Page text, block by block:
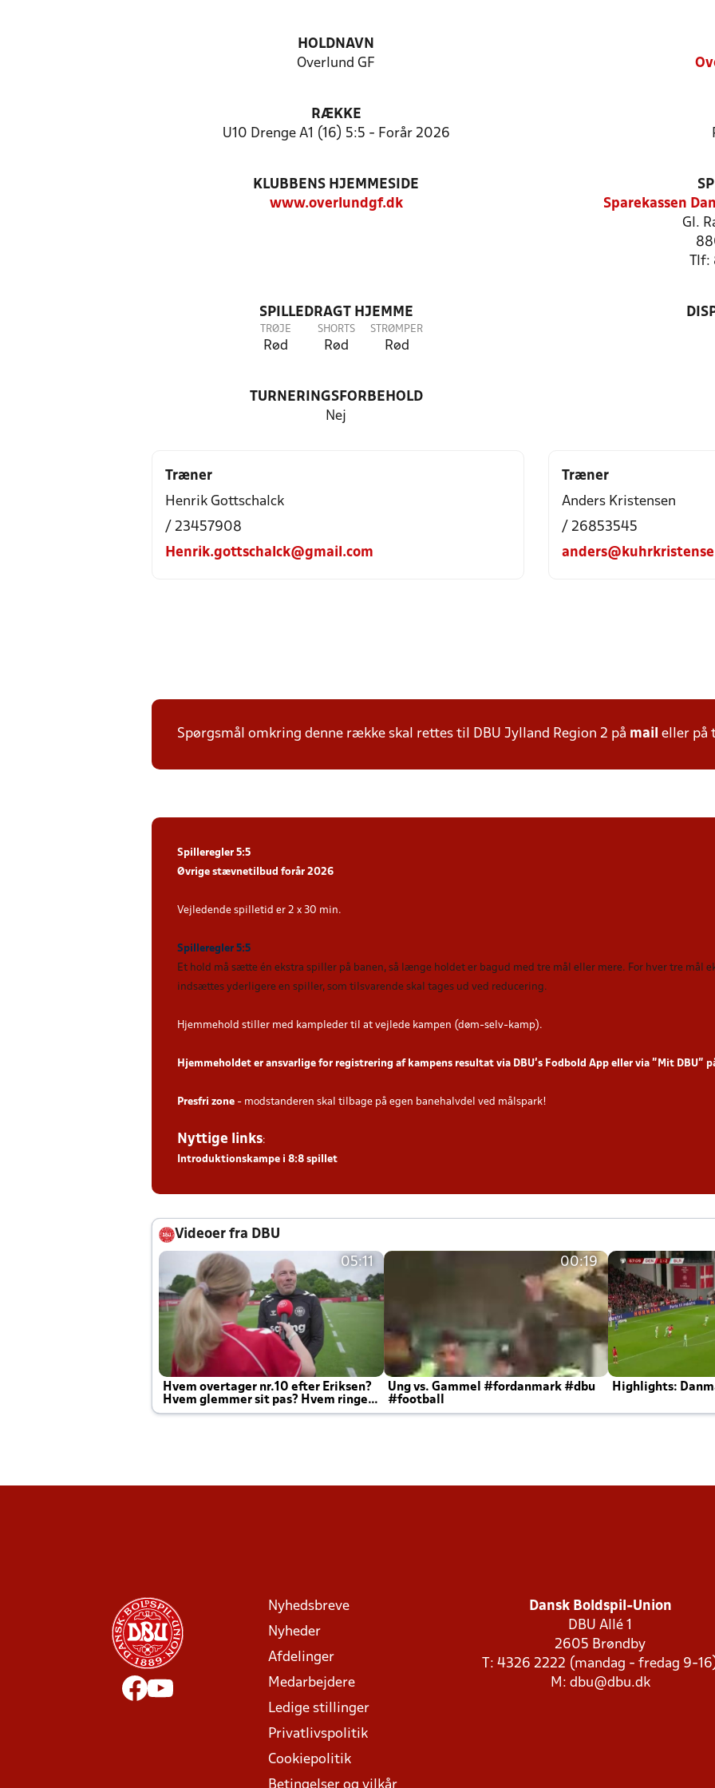
HOLDNAVN
Overlund GF
RÆKKE
U10 Drenge A1 (16) 5:5 - Forår 2026
KLUBBENS HJEMMESIDE
www.overlundgf.dk
Sparekassen
Gl.
SPILLEDRAGT HJEMME
TRØJE
Rød
SHORTS
Rød
STRØMPER
Rød
TURNERINGSFORBEHOLD
Nej
Træner
Henrik Gottschalck
/ 23457908
Henrik.gottschalck@gmail.com
Træner
Anders Kristensen
/ 26853545
Spørgsmål omkring denne række skal rettes til DBU Jylland Region 2 på mail eller
Spilleregler 5:5
Øvrige stævnetilbud forår 2026
Vejledende spilletid er 2 x 30 min.
Spilleregler 5:5
Et hold må sætte én ekstra spiller på banen, så længe holdet er bagud med tre mål eller mere. For hver tre mål
indsættes yderligere en spiller, som tilsvarende skal tages ud ved reducering.
Hjemmehold stiller med kampleder til at vejlede kampen (døm-selv-kamp).
Hjemmeholdet er ansvarlige for registrering af kampens resultat via DBU’s Fodbold App eller via ”Mit DBU”
Presfri zone - modstanderen skal tilbage på egen banehalvdel ved målspark!
Nyttige links:
Introduktionskampe i 8:8 spillet
Videoer fra DBU
05:11
Hvem overtager nr.10 efter Eriksen?
Hvem glemmer sit pas? Hvem ringer
Joachim altid til efter kampe?
00:19
Ung vs. Gammel #fordanmark #dbu
#football
Highlights:
Nyhedsbreve
Nyheder
Afdelinger
Medarbejdere
Ledige stillinger
Privatlivspolitik
Cookiepolitik
Dansk Boldspil-Union
DBU Allé 1
2605 Brøndby
T: 4326 2222 (mandag - fredag 9-
M: dbu@dbu.dk